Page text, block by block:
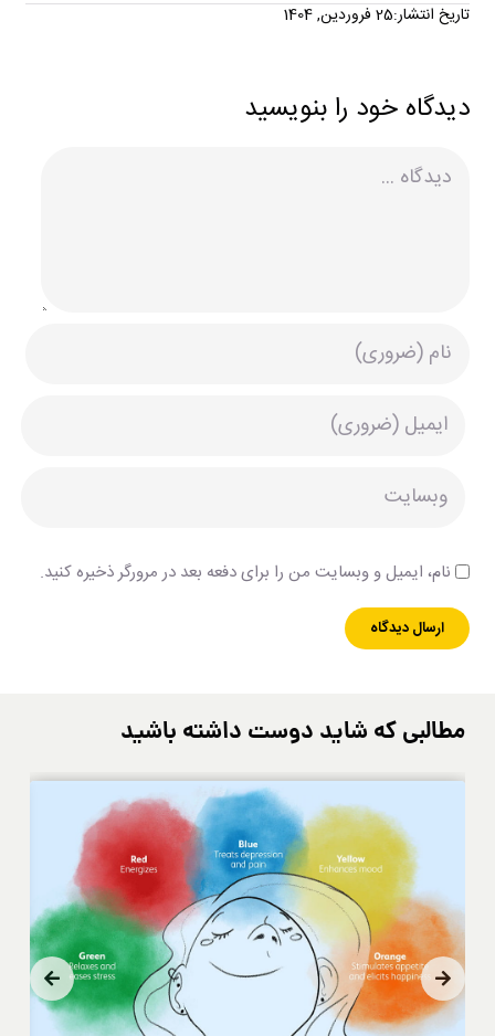
تاریخ انتشار:25 فروردین, 1404
دیدگاه خود را بنویسید
نام، ایمیل و وبسایت من را برای دفعه بعد در مرورگر ذخیره کنید.
مطالبی که شاید دوست داشته باشید